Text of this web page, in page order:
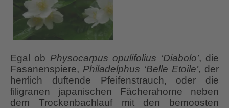
Egal ob Physocarpus opulifolius ‘Diabolo’, die
Fasanenspiere, Philadelphus ‘Belle Etoile’, der
herrlich duftende Pfeifenstrauch, oder die
filigranen japanischen Fächerahorne neben
dem Trockenbachlauf mit den bemoosten